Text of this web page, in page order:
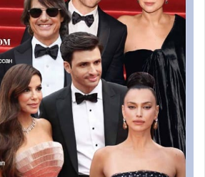
велосипедной гонкиLa
встреча прошла в стенахЯхт-
государственного министра
и генерального директора заезда
второй старт заезда перед
на территории княжества в